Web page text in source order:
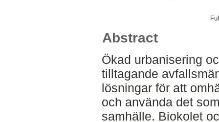
Abstract
Ökad urbanisering
tilltagande
lösningar för att
och använda det
samhälle. Biokolet